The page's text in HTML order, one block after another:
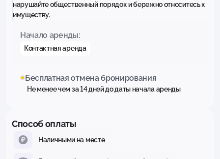
нарушайте общественный порядок и бережно относитесь к
имуществу.
Начало аренды:
Контактная аренда
Бесплатная отмена бронирования
Не менее чем за 14 дней до даты начала аренды
Способ оплаты
Наличными на месте